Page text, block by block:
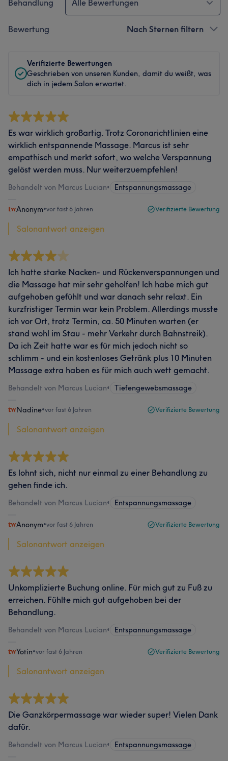
Behandlung Alle Bewertungen
Bewertung Nach Sternen filtern
Verifizierte Bewertungen
Geschrieben von unseren Kunden, damit du weißt, was
dich in jedem Salon erwartet.
Es war wirklich großartig. Trotz Coronarichtlinien eine
wirklich entspannende Massage. Marcus ist sehr
empathisch und merkt sofort, wo welche Verspannung
gelöst werden muss. Nur weiterzuempfehlen!
Behandelt von Marcus Lucian• Entspannungsmassage
Anonym•vor fast 6 Jahren Verifizierte Bewertung
Salonantwort anzeigen
Ich hatte starke Nacken- und Rückenverspannungen und
die Massage hat mir sehr geholfen! Ich habe mich gut
aufgehoben gefühlt und war danach sehr relaxt. Ein
kurzfristiger Termin war kein Problem. Allerdings musste
ich vor Ort, trotz Termin, ca. 50 Minuten warten (er
stand wohl im Stau - mehr Verkehr durch Bahnstreik).
Da ich Zeit hatte war es für mich jedoch nicht so
schlimm - und ein kostenloses Getränk plus 10 Minuten
Massage extra haben es für mich auch wett gemacht.
Behandelt von Marcus Lucian• Tiefengewebsmassage
Nadine•vor fast 6 Jahren Verifizierte Bewertung
Salonantwort anzeigen
Es lohnt sich, nicht nur einmal zu einer Behandlung zu
gehen finde ich.
Behandelt von Marcus Lucian• Entspannungsmassage
Anonym•vor fast 6 Jahren Verifizierte Bewertung
Salonantwort anzeigen
Unkomplizierte Buchung online. Für mich gut zu Fuß zu
erreichen. Fühlte mich gut aufgehoben bei der
Behandlung.
Behandelt von Marcus Lucian• Entspannungsmassage
Yotin•vor fast 6 Jahren Verifizierte Bewertung
Salonantwort anzeigen
Die Ganzkörpermassage war wieder super! Vielen Dank
dafür.
Behandelt von Marcus Lucian• Entspannungsmassage